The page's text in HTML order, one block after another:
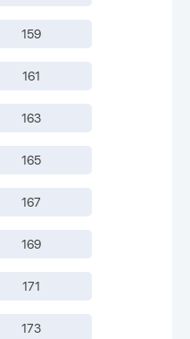
159
161
163
165
167
169
171
173